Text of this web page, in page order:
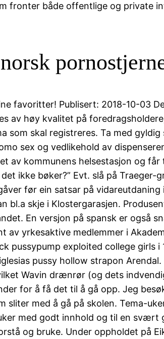
fronter både offentlige og private
favoritter! Publisert: 2018-10-03
av høy kvalitet på
som skal registreres. Ta med
sex og vedlikehold av
av kommunens helsestasjon og
ikke bøker?” Evt. slå på
før ein satsar på
bl.a skje i Klostergarasjen.
En versjon på spansk er også
av yrkesaktive medlemmer i
pussypump exploited college girls
pussy hollow strapon
Wavin drænrør (og dets
for å få det til å gå opp. Jeg
med å gå på skolen. Tema-
med godt innhold og til en svært
og bruke. Under oppholdet på